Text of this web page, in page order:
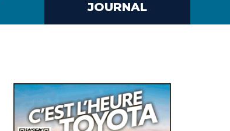
JOURNAL